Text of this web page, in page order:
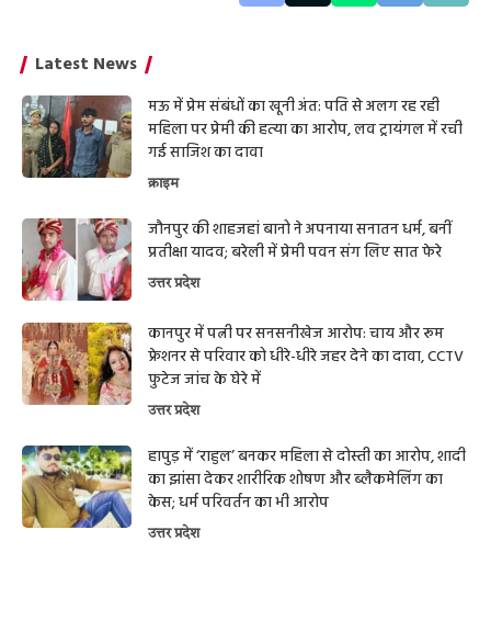
Latest News
मऊ में प्रेम संबंधों का खूनी अंत: पति से अलग रह रही
महिला पर प्रेमी की हत्या का आरोप, लव ट्रायंगल में रची
गई साजिश का दावा
क्राइम
जौनपुर की शाहजहां बानो ने अपनाया सनातन धर्म, बनीं
प्रतीक्षा यादव; बरेली में प्रेमी पवन संग लिए सात फेरे
उत्तर प्रदेश
कानपुर में पत्नी पर सनसनीखेज आरोप: चाय और रूम
फ्रेशनर से परिवार को धीरे-धीरे जहर देने का दावा, CCTV
फुटेज जांच के घेरे में
उत्तर प्रदेश
हापुड़ में ‘राहुल’ बनकर महिला से दोस्ती का आरोप, शादी
का झांसा देकर शारीरिक शोषण और ब्लैकमेलिंग का
केस; धर्म परिवर्तन का भी आरोप
उत्तर प्रदेश